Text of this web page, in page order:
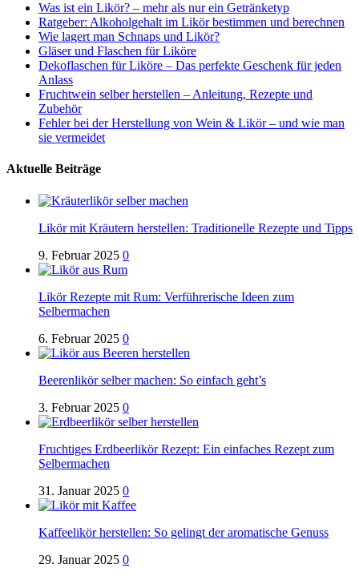
Was ist ein Likör? – mehr als nur ein Getränketyp
Ratgeber: Alkoholgehalt im Likör bestimmen und berechnen
Wie lagert man Schnaps und Likör?
Gläser und Flaschen für Liköre
Dekoflaschen für Liköre – Das perfekte Geschenk für jeden
Anlass
Fruchtwein selber herstellen – Anleitung, Rezepte und
Zubehör
Fehler bei der Herstellung von Wein & Likör – und wie man
sie vermeidet
Aktuelle Beiträge
Likör mit Kräutern herstellen: Traditionelle Rezepte und Tipps
9. Februar 2025 0
Likör Rezepte mit Rum: Verführerische Ideen zum
Selbermachen
6. Februar 2025 0
Beerenlikör selber machen: So einfach geht’s
3. Februar 2025 0
Fruchtiges Erdbeerlikör Rezept: Ein einfaches Rezept zum
Selbermachen
31. Januar 2025 0
Kaffeelikör herstellen: So gelingt der aromatische Genuss
29. Januar 2025 0